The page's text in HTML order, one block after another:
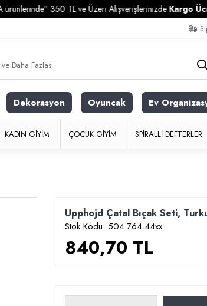
350 TL ve Üzeri AlışverişlerinizdeKargo Ücretsiz
Dekorasyon Oyuncak Ev
KADIN GIYIM ÇOCUK GIYIM SPIRALLI DEFTERLER
Upphojd Çatal Bıçak Seti,
Stok Kodu: 504.764.44xx
840,70 TL